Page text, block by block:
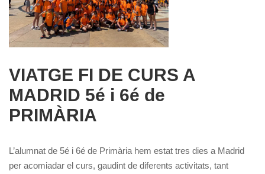
VIATGE FI DE CURS A
MADRID 5é i 6é de
PRIMÀRIA
L’alumnat de 5é i 6é de Primària hem estat tres dies a Madrid
per acomiadar el curs, gaudint de diferents activitats, tant